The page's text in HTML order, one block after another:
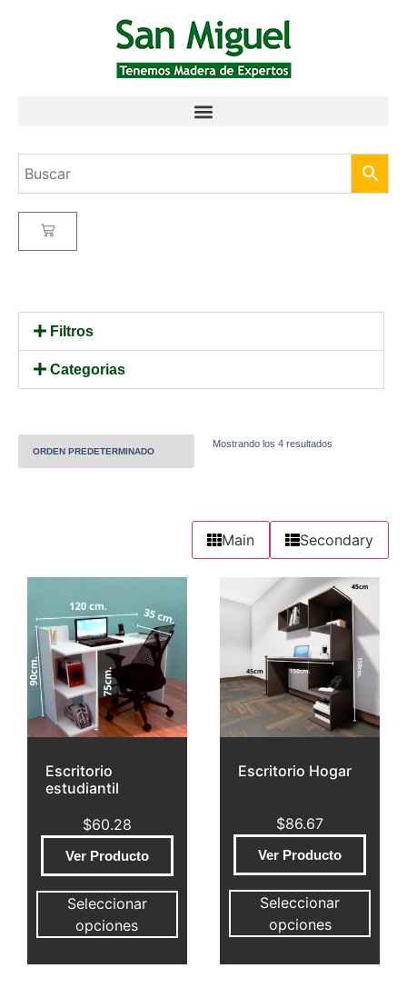
Filtros
Categorias
Mostrando los 4 resultados
Main Secondary
Escritorio
estudiantil
$60.28
Ver Producto
Seleccionar
opciones
Escritorio Hogar
$86.67
Ver Producto
Seleccionar
opciones